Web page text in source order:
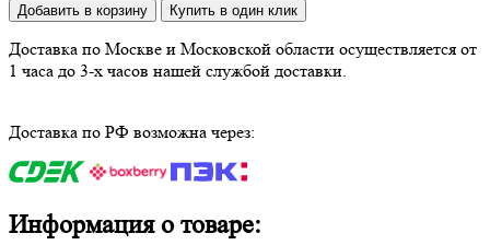
Добавить в корзину Купить в один клик
Доставка по Москве и Московской области осуществляется от
1 часа до 3-х часов нашей службой доставки.
Доставка по РФ возможна через:
Информация о товаре: